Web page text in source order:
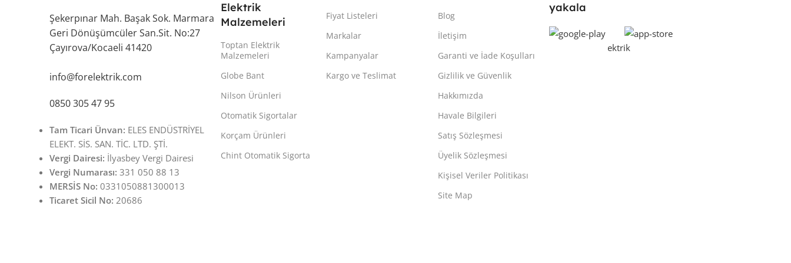
Şekerpınar Mah. Başak Sok. Marmara
Geri Dönüşümcüler San.Sit. No:27
Çayırova/Kocaeli 41420
info@forelektrik.com
0850 305 47 95
Tam Ticari Ünvan: ELES ENDÜSTRİYEL
ELEKT. SİS. SAN. TİC. LTD. ŞTİ.
Vergi Dairesi: İlyasbey Vergi Dairesi
Vergi Numarası: 331 050 88 13
MERSİS No: 0331050881300013
Ticaret Sicil No: 20686
Elektrik
Malzemeleri
Toptan Elektrik
Malzemeleri
Globe Bant
Nilson Ürünleri
Otomatik Sigortalar
Korçam Ürünleri
Chint Otomatik Sigorta
Fiyat Listeleri
Markalar
Kampanyalar
Kargo ve Teslimat
Blog
İletişim
Garanti ve İade Koşulları
Gizlilik ve Güvenlik
Hakkımızda
Havale Bilgileri
Satış Sözleşmesi
Üyelik Sözleşmesi
Kişisel Veriler Politikası
Site Map
yakala